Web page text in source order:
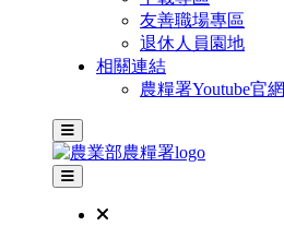
友善職場專區
退休人員園地
相關連結
農糧署Youtube官網
主選單
其他網站選單